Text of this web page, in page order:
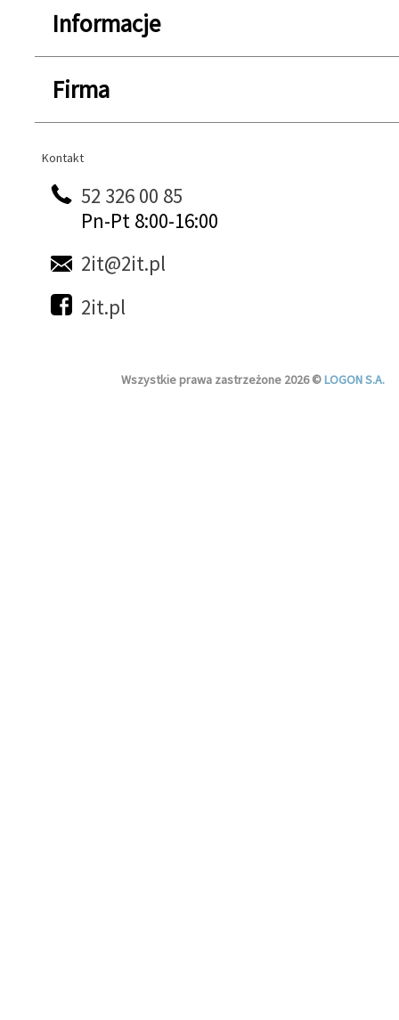
Informacje
Firma
Kontakt
Kontakt
52 326 00 85
Pn-Pt 8:00-16:00
2it@2it.pl
2it.pl
Wszystkie prawa zastrzeżone 2026 ©LOGON S.A.